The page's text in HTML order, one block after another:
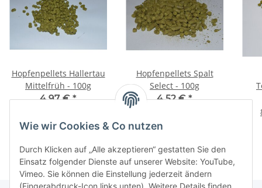
Wie wir Cookies & Co nutzen
Durch Klicken auf „Alle akzeptieren“ gestatten Sie den
Einsatz folgender Dienste auf unserer Website: YouTube,
Vimeo. Sie können die Einstellung jederzeit ändern
Hopfenpellets Hallertau
Mittelfrüh - 100g
4,97 €*
Hopfenpellets Spalt
Select - 100g
4,52 €*